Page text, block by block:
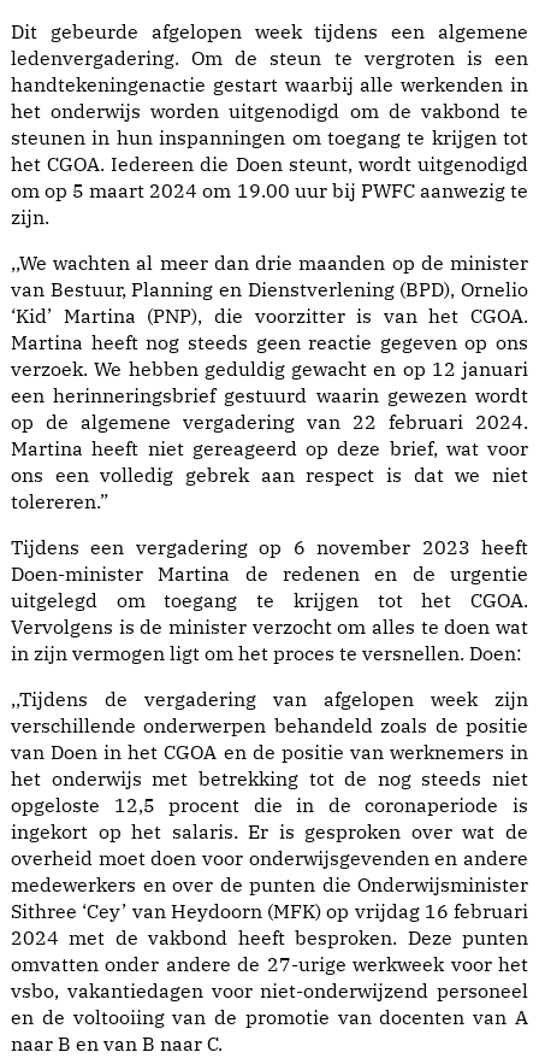
Dit gebeurde afgelopen week tijdens een algemene
ledenvergadering. Om de steun te vergroten is een
handtekeningenactie gestart waarbij alle werkenden in
het onderwijs worden uitgenodigd om de vakbond te
steunen in hun inspanningen om toegang te krijgen tot
het CGOA. Iedereen die Doen steunt, wordt uitgenodigd
om op 5 maart 2024 om 19.00 uur bij PWFC aanwezig te
zijn.
,,We wachten al meer dan drie maanden op de minister
van Bestuur, Planning en Dienstverlening (BPD), Ornelio
‘Kid’ Martina (PNP), die voorzitter is van het CGOA.
Martina heeft nog steeds geen reactie gegeven op ons
verzoek. We hebben geduldig gewacht en op 12 januari
een herinneringsbrief gestuurd waarin gewezen wordt
op de algemene vergadering van 22 februari 2024.
Martina heeft niet gereageerd op deze brief, wat voor
ons een volledig gebrek aan respect is dat we niet
tolereren.”
Tijdens een vergadering op 6 november 2023 heeft
Doen-minister Martina de redenen en de urgentie
uitgelegd om toegang te krijgen tot het CGOA.
Vervolgens is de minister verzocht om alles te doen wat
in zijn vermogen ligt om het proces te versnellen. Doen:
,,Tijdens de vergadering van afgelopen week zijn
verschillende onderwerpen behandeld zoals de positie
van Doen in het CGOA en de positie van werknemers in
het onderwijs met betrekking tot de nog steeds niet
opgeloste 12,5 procent die in de coronaperiode is
ingekort op het salaris. Er is gesproken over wat de
overheid moet doen voor onderwijsgevenden en andere
medewerkers en over de punten die Onderwijsminister
Sithree ‘Cey’ van Heydoorn (MFK) op vrijdag 16 februari
2024 met de vakbond heeft besproken. Deze punten
omvatten onder andere de 27-urige werkweek voor het
vsbo, vakantiedagen voor niet-onderwijzend personeel
en de voltooiing van de promotie van docenten van A
naar B en van B naar C.